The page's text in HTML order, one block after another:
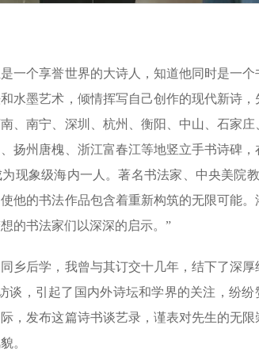
个享誉世界的大诗人，知道他同时是一个
水墨艺术，倾情挥写自己创作的现代新诗，
、南宁、深圳、杭州、衡阳、中山、石家
扬州唐槐、浙江富春江等地竖立手书诗碑
现象级海内一人。著名书法家、中央美院
他的书法作品包含着重新构筑的无限可能。
的书法家们以深深的启示。”
后学，我曾与其订交十几年，结下了深厚
谈，引起了国内外诗坛和学界的关注，纷纷
，发布这篇诗书谈艺录，谨表对先生的无
。